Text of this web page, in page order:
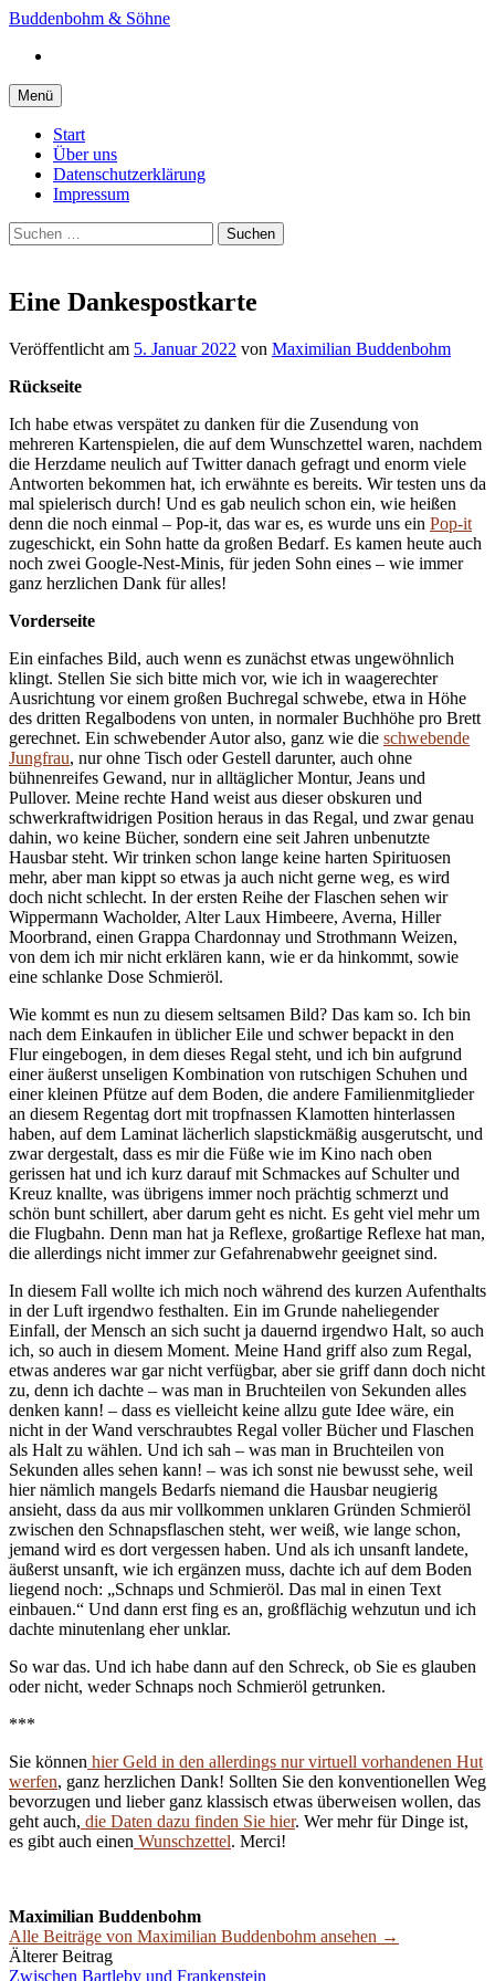
Springe
Inhalt
Buddenbohm & Söhne
Menü
Start
Über uns
Datenschutzerklärung
Impressum
Suchen
nach:
Eine Dankespostkarte
Veröffentlicht am 5. Januar 2022 von Maximilian Buddenbohm
Rückseite
Ich habe etwas verspätet zu danken für die Zusendung von
mehreren Kartenspielen, die auf dem Wunschzettel waren, nachdem
die Herzdame neulich auf Twitter danach gefragt und enorm viele
Antworten bekommen hat, ich erwähnte es bereits. Wir testen uns da
mal spielerisch durch! Und es gab neulich schon ein, wie heißen
denn die noch einmal – Pop-it, das war es, es wurde uns ein Pop-it
zugeschickt, ein Sohn hatte da großen Bedarf. Es kamen heute auch
noch zwei Google-Nest-Minis, für jeden Sohn eines – wie immer
ganz herzlichen Dank für alles!
Vorderseite
Ein einfaches Bild, auch wenn es zunächst etwas ungewöhnlich
klingt. Stellen Sie sich bitte mich vor, wie ich in waagerechter
Ausrichtung vor einem großen Buchregal schwebe, etwa in Höhe
des dritten Regalbodens von unten, in normaler Buchhöhe pro Brett
gerechnet. Ein schwebender Autor also, ganz wie die schwebende
Jungfrau, nur ohne Tisch oder Gestell darunter, auch ohne
bühnenreifes Gewand, nur in alltäglicher Montur, Jeans und
Pullover. Meine rechte Hand weist aus dieser obskuren und
schwerkraftwidrigen Position heraus in das Regal, und zwar genau
dahin, wo keine Bücher, sondern eine seit Jahren unbenutzte
Hausbar steht. Wir trinken schon lange keine harten Spirituosen
mehr, aber man kippt so etwas ja auch nicht gerne weg, es wird
doch nicht schlecht. In der ersten Reihe der Flaschen sehen wir
Wippermann Wacholder, Alter Laux Himbeere, Averna, Hiller
Moorbrand, einen Grappa Chardonnay und Strothmann Weizen,
von dem ich mir nicht erklären kann, wie er da hinkommt, sowie
eine schlanke Dose Schmieröl.
Wie kommt es nun zu diesem seltsamen Bild? Das kam so. Ich bin
nach dem Einkaufen in üblicher Eile und schwer bepackt in den
Flur eingebogen, in dem dieses Regal steht, und ich bin aufgrund
einer äußerst unseligen Kombination von rutschigen Schuhen und
einer kleinen Pfütze auf dem Boden, die andere Familienmitglieder
an diesem Regentag dort mit tropfnassen Klamotten hinterlassen
haben, auf dem Laminat lächerlich slapstickmäßig ausgerutscht, und
zwar dergestalt, dass es mir die Füße wie im Kino nach oben
gerissen hat und ich kurz darauf mit Schmackes auf Schulter und
Kreuz knallte, was übrigens immer noch prächtig schmerzt und
schön bunt schillert, aber darum geht es nicht. Es geht viel mehr um
die Flugbahn. Denn man hat ja Reflexe, großartige Reflexe hat man,
die allerdings nicht immer zur Gefahrenabwehr geeignet sind.
In diesem Fall wollte ich mich noch während des kurzen Aufenthalts
in der Luft irgendwo festhalten. Ein im Grunde naheliegender
Einfall, der Mensch an sich sucht ja dauernd irgendwo Halt, so auch
ich, so auch in diesem Moment. Meine Hand griff also zum Regal,
etwas anderes war gar nicht verfügbar, aber sie griff dann doch nicht
zu, denn ich dachte – was man in Bruchteilen von Sekunden alles
denken kann! – dass es vielleicht keine allzu gute Idee wäre, ein
nicht in der Wand verschraubtes Regal voller Bücher und Flaschen
als Halt zu wählen. Und ich sah – was man in Bruchteilen von
Sekunden alles sehen kann! – was ich sonst nie bewusst sehe, weil
hier nämlich mangels Bedarfs niemand die Hausbar neugierig
ansieht, dass da aus mir vollkommen unklaren Gründen Schmieröl
zwischen den Schnapsflaschen steht, wer weiß, wie lange schon,
jemand wird es dort vergessen haben. Und als ich unsanft landete,
äußerst unsanft, wie ich ergänzen muss, dachte ich auf dem Boden
liegend noch: „Schnaps und Schmieröl. Das mal in einen Text
einbauen.“ Und dann erst fing es an, großflächig wehzutun und ich
dachte minutenlang eher unklar.
So war das. Und ich habe dann auf den Schreck, ob Sie es glauben
oder nicht, weder Schnaps noch Schmieröl getrunken.
***
Sie können hier Geld in den allerdings nur virtuell vorhandenen Hut
werfen, ganz herzlichen Dank! Sollten Sie den konventionellen Weg
bevorzugen und lieber ganz klassisch etwas überweisen wollen, das
geht auch, die Daten dazu finden Sie hier. Wer mehr für Dinge ist,
es gibt auch einen Wunschzettel. Merci!
Maximilian Buddenbohm
Alle Beiträge von Maximilian Buddenbohm ansehen →
Beitrags-
Älterer Beitrag
Zwischen Bartleby und Frankenstein